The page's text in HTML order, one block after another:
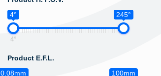
4°
245°
4°
Product E.F.L.
0.08mm
100mm